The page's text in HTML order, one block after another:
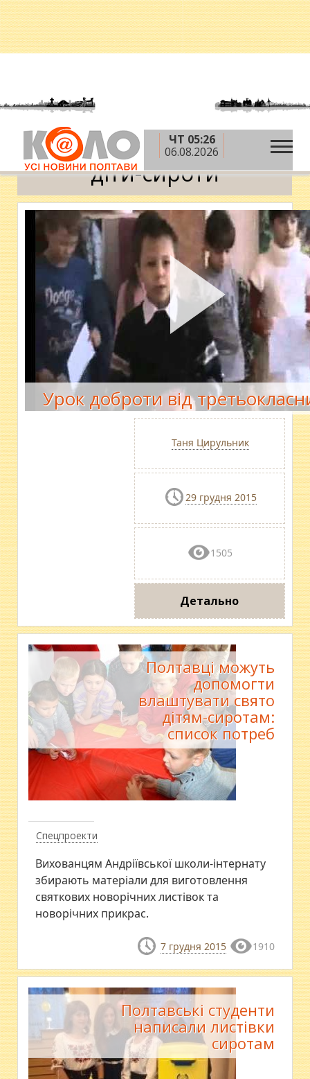
ЧТ 05:26
06.08.2026
Головна » діти-сироти
діти-сироти
Урок доброти від
Таня Цирульник
29 грудня 2015
1505
Детально
Спецпроекти
Полтавці можуть
допомогти
влаштувати свято
дітям-сиротам:
список потреб
Вихованцям Андріївської школи-інтернату
збирають матеріали для виготовлення
святкових новорічних листівок та
новорічних прикрас.
7 грудня 2015 1910
Полтавські студенти
написали листівки
сиротам